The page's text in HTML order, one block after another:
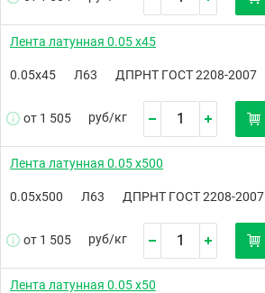
Лента латунная 0.05 х45
0.05х45 Л63 ДПРНТ ГОСТ 2208-2007
от 1 505 руб/кг
Лента латунная 0.05 х500
0.05х500 Л63 ДПРНТ ГОСТ 2208-2007
от 1 505 руб/кг
Лента латунная 0.05 х50